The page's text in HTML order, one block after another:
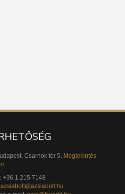
Csarnok tér 5. Megtekintés
+36 1 215 7148
azsiabolt@azsiabolt.hu